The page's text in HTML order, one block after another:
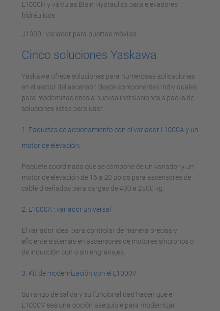
L1000H y válvulas Blain Hydraulics para elevadores
hidráulicos
J1000 : variador para puertas móviles
Cinco soluciones Yaskawa
Yaskawa ofrece soluciones para numerosas aplicaciones
en el sector del ascensor, desde componentes individuales
para modernizaciones a nuevas instalaciones a packs de
soluciones listas para usar.
1. Paquetes de accionamiento con el variador L1000A y un
motor de elevación:
Paquete coordinado que se compone de un variador y un
motor de elevación de 16 a 20 polos para ascensores de
cable diseñados para cargas de 400 a 2500 kg.
2. L1000A : variador universal
El variador ideal para controlar de manera precisa y
eficiente sistemas en ascensores de motores síncronos o
de inducción con o sin engranajes.
3. Kit de modernización con el L1000V
Su rango de salida y su funcionalidad hacen que el
L1000V sea una opción asequible para modernizar